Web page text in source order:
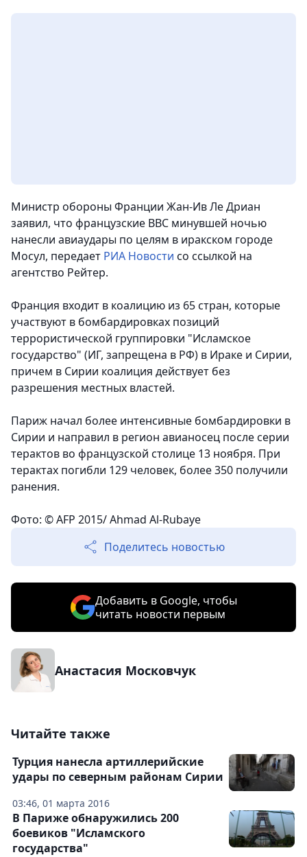
Министр обороны Франции Жан-Ив Ле Дриан
заявил, что французские ВВС минувшей ночью
нанесли авиаудары по целям в иракском городе
Мосул, передает РИА Новости со ссылкой на
агентство Рейтер.
Франция входит в коалицию из 65 стран, которые
участвуют в бомбардировках позиций
террористической группировки "Исламское
государство" (ИГ, запрещена в РФ) в Ираке и Сирии,
причем в Сирии коалиция действует без
разрешения местных властей.
Париж начал более интенсивные бомбардировки в
Сирии и направил в регион авианосец после серии
терактов во французской столице 13 ноября. При
терактах погибли 129 человек, более 350 получили
ранения.
Фото: © AFP 2015/ Ahmad Al-Rubaye
Поделитесь новостью
Добавить в Google, чтобы
читать новости первым
Анастасия Московчук
Читайте также
03:46, 01 марта 2016
Турция нанесла артиллерийские
удары по северным районам Сирии
В Париже обнаружились 200
боевиков "Исламского
государства"